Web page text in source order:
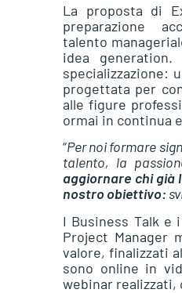
La proposta di
preparazione
talento
idea
specializzazione:
progettata per
alle figure
ormai in continua
“Per noi formare
talento, la
aggiornare chi già
nostro obiettivo:
I Business Talk e
Project Manager
valore, finalizzati
sono online in
webinar realizzati,